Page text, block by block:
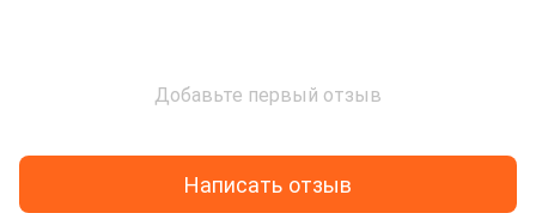
Добавьте первый отзыв
Написать отзыв